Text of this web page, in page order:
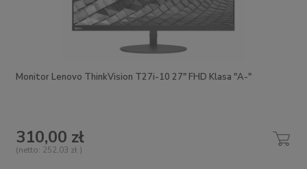
Monitor Lenovo ThinkVision T27i-10 27" FHD Klasa "A-"
310,00 zł
(netto: 252,03 zł )